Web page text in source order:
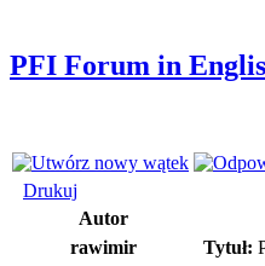
PFI Forum in
Drukuj
Autor
rawimir
Tytuł: